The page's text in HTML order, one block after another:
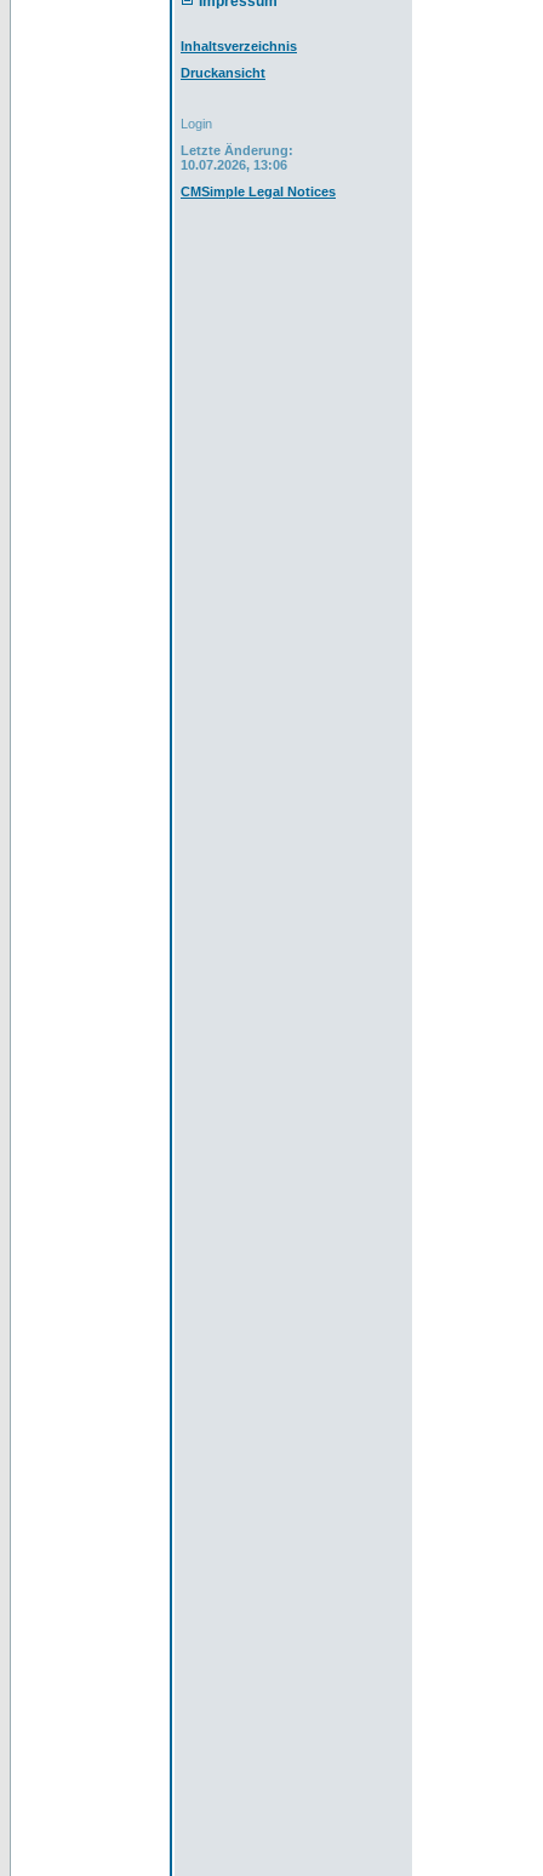
Inhaltsverzeichnis
Druckansicht
Login
Letzte Änderung:
10.07.2026, 13:06
CMSimple Legal Notices